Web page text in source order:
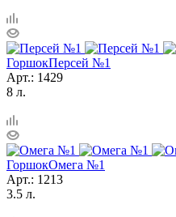
ГоршокПерсей №1
Арт.: 1429
8 л.
ГоршокОмега №1
Арт.: 1213
3.5 л.